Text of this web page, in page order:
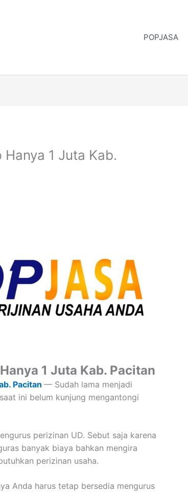
POPJASA
1 Juta Kab.
1 Juta Kab. Pacitan
Pacitan— Sudah lama menjadi
ini belum kunjung mengantongi
perizinan UD. Sebut saja karena
banyak biaya bahkan mengira
perizinan usaha.
Anda harus tetap bersedia mengurus